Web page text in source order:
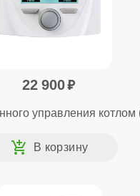
22 900
управления котлом